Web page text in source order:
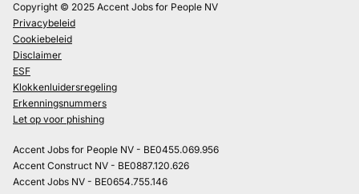
Copyright © 2025 Accent Jobs for People NV
Privacybeleid
Cookiebeleid
Disclaimer
ESF
Klokkenluidersregeling
Erkenningsnummers
Let op voor phishing
Accent Jobs for People NV - BE0455.069.956
Accent Construct NV - BE0887.120.626
Accent Jobs NV - BE0654.755.146